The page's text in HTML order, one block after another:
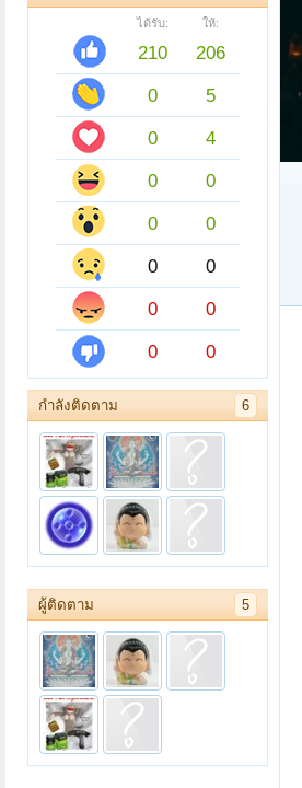
ได้รับ: ให้:
210
206
0
5
0
4
0
0
0
0
0
0
0
0
0
0
กำลังติดตาม 6
ผู้ติดตาม 5